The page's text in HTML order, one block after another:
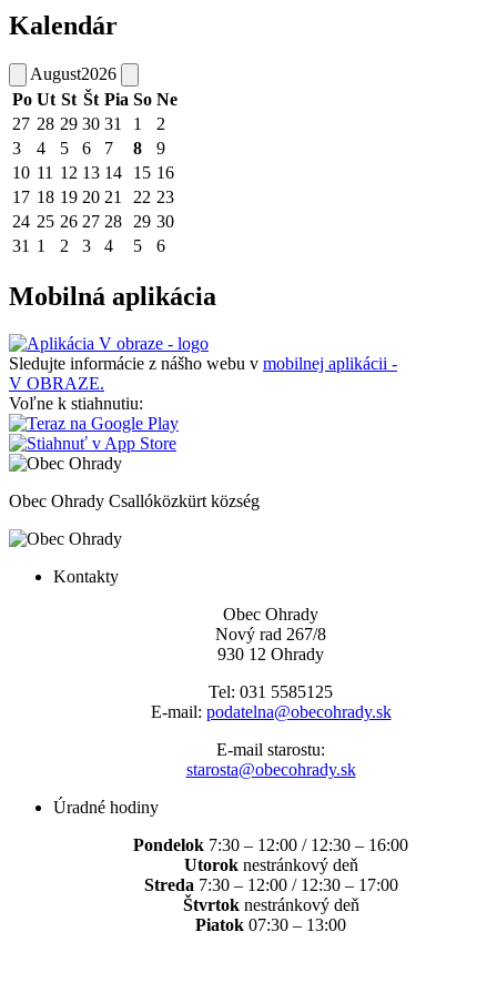
Kalendár
August2026
Po Ut St Št Pia So Ne
27 28 29 30 31 1
2
3
4 5 6 7 8
9
10 11 12 13 14 15 16
17 18 19 20 21 22 23
24 25 26 27 28 29 30
31 1 2 3 4 5 6
Mobilná aplikácia
Sledujte informácie z nášho webu v mobilnej aplikácii -
V OBRAZE.
Voľne k stiahnutiu:
Obec Ohrady Csallóközkürt község
Kontakty
Obec Ohrady
Nový rad 267/8
930 12 Ohrady
Tel: 031 5585125
E-mail: podatelna@obecohrady.sk
E-mail starostu:
starosta@obecohrady.sk
Úradné hodiny
Pondelok 7:30 – 12:00 / 12:30 – 16:00
Utoroknestránkový deň
Streda 7:30 – 12:00 / 12:30 – 17:00
Štvrtoknestránkový deň
Piatok 07:30 – 13:00